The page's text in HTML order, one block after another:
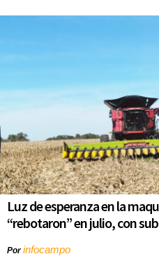
Luz de esperanza en la
“rebotaron” en julio, con
Porinfocampo